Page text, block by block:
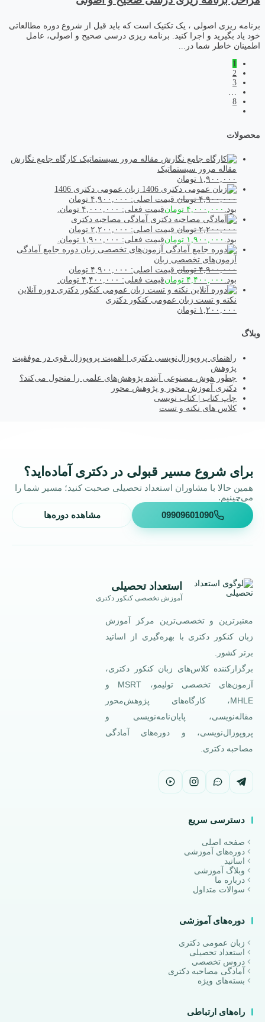
برنامه ریزی اصولی ، یک تکنیک است که باید قبل از شروع دوره مطالعاتی
خود یاد بگیرید و اجرا کنید. برنامه ریزی درسی صحیح و اصولی، عامل
اطمینان خاطر شما در...
1
2
3
…
8
محصولات
کارگاه جامع نگارش
مقاله مرور سیستماتیک
۱,۹۰۰,۰۰۰ تومان
زبان عمومی دکتری 1406
۴,۹۰۰,۰۰۰ تومان
قیمت اصلی: ۴,۹۰۰,۰۰۰ تومان
بود. ۴,۰۰۰,۰۰۰ تومانقیمت فعلی: ۴,۰۰۰,۰۰۰ تومان.
آمادگی مصاحبه دکتری
۲,۲۰۰,۰۰۰ تومان
قیمت اصلی: ۲,۲۰۰,۰۰۰ تومان
بود. ۱,۹۰۰,۰۰۰ تومانقیمت فعلی: ۱,۹۰۰,۰۰۰ تومان.
دوره جامع آمادگی
آزمون‌های تخصصی زبان
۴,۹۰۰,۰۰۰ تومان
قیمت اصلی: ۴,۹۰۰,۰۰۰ تومان
بود. ۴,۴۰۰,۰۰۰ تومانقیمت فعلی: ۴,۴۰۰,۰۰۰ تومان.
دوره آنلاین
نکته و تست زبان عمومی کنکور دکتری
۱,۲۰۰,۰۰۰ تومان
وبلاگ
راهنمای پروپوزال‌نویسی دکتری | اهمیت پروپوزال قوی در موفقیت
پژوهش
چطور هوش مصنوعی آینده پژوهش‌های علمی را متحول می‌کند؟
دکتری آموزش محور و پژوهش محور
چاپ کتاب | کتاب نویسی
کلاس های نکته و تست
برای شروع مسیر قبولی در دکتری آماده‌اید؟
همین حالا با مشاوران استعداد تحصیلی صحبت کنید؛ مسیر شما را
می‌چینیم.
09909601090 مشاهده دوره‌ها
استعداد تحصیلی
آموزش تخصصی کنکور دکتری
معتبرترین و تخصصی‌ترین مرکز آموزش
زبان کنکور دکتری با بهره‌گیری از اساتید
برتر کشور.
برگزارکننده کلاس‌های زبان کنکور دکتری،
آزمون‌های تخصصی تولیمو، MSRT و
MHLE، کارگاه‌های پژوهش‌محور
مقاله‌نویسی، پایان‌نامه‌نویسی و
پروپوزال‌نویسی، و دوره‌های آمادگی
مصاحبه دکتری.
دسترسی سریع
صفحه اصلی
دوره‌های آموزشی
اساتید
وبلاگ آموزشی
درباره ما
سوالات متداول
دوره‌های آموزشی
زبان عمومی دکتری
استعداد تحصیلی
دروس تخصصی
آمادگی مصاحبه دکتری
بسته‌های ویژه
راه‌های ارتباطی